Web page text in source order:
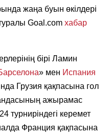
жаңа буын өкілдері
Goal.com хабар
бірі Ламин
» мен Испания
Грузия қақпасына гол
ажырамас
турниріндегі керемет
Франция қақпасына